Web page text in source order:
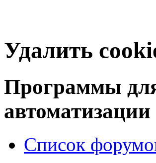
Удалить
Программы
автоматизации
Список